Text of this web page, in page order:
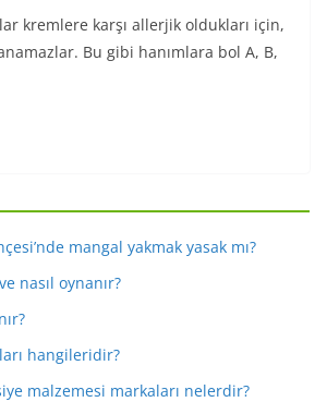
kremlere karşı allerjik oldukları için,
Bu gibi hanımlara bol A, B,
mangal yakmak yasak mı?
nasıl oynanır?
hangileridir?
malzemesi markaları nelerdir?